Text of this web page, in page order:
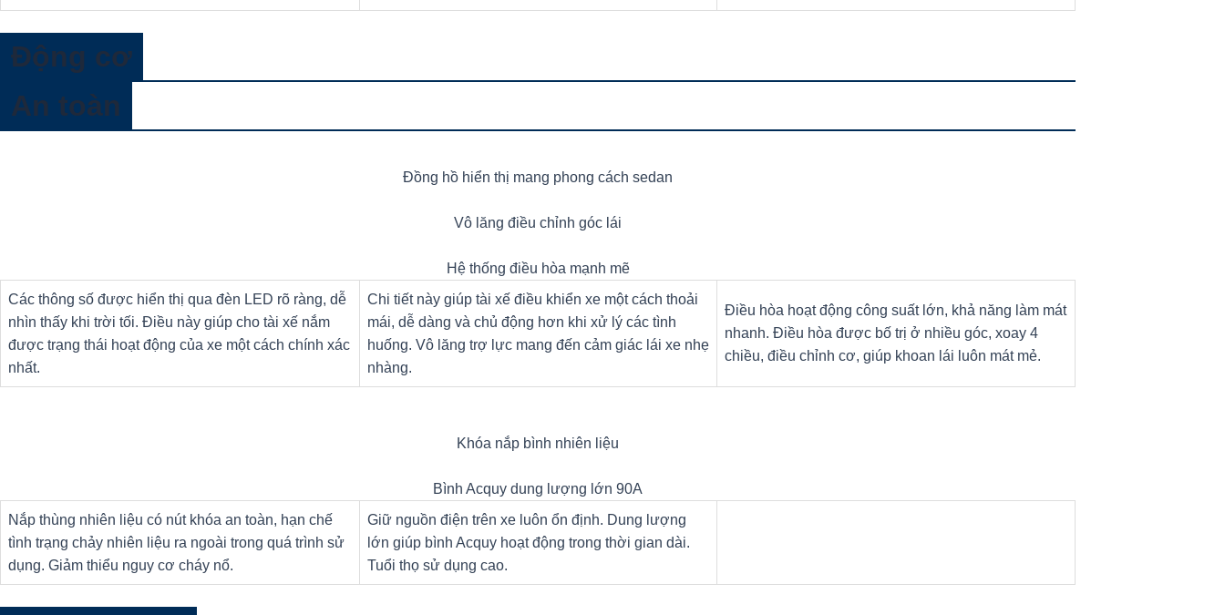
Động cơ
An toàn
Đồng hồ hiển thị mang phong cách sedan
Vô lăng điều chỉnh góc lái
Hệ thống điều hòa mạnh mẽ
Các thông số được hiển thị qua đèn LED rõ ràng, dễ
nhìn thấy khi trời tối. Điều này giúp cho tài xế nắm
được trạng thái hoạt động của xe một cách chính xác
nhất.
Chi tiết này giúp tài xế điều khiển xe một cách thoải
mái, dễ dàng và chủ động hơn khi xử lý các tình
huống. Vô lăng trợ lực mang đến cảm giác lái xe nhẹ
nhàng.
Điều hòa hoạt động công suất lớn, khả năng làm mát
nhanh. Điều hòa được bố trị ở nhiều góc, xoay 4
chiều, điều chỉnh cơ, giúp khoan lái luôn mát mẻ.
Khóa nắp bình nhiên liệu
Bình Acquy dung lượng lớn 90A
Nắp thùng nhiên liệu có nút khóa an toàn, hạn chế
tình trạng chảy nhiên liệu ra ngoài trong quá trình sử
dụng. Giảm thiểu nguy cơ cháy nổ.
Giữ nguồn điện trên xe luôn ổn định. Dung lượng
lớn giúp bình Acquy hoạt động trong thời gian dài.
Tuổi thọ sử dụng cao.